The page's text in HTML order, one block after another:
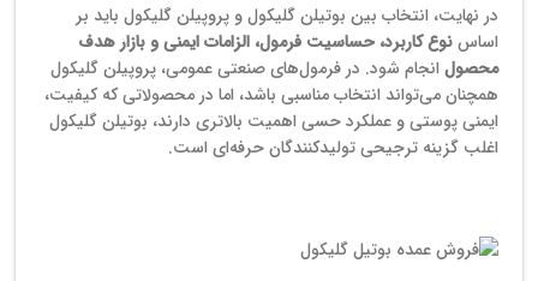
در نهایت، انتخاب بین بوتیلن گلیکول و پروپیلن گلیکول باید بر
اساسنوع کاربرد، حساسیت فرمول، الزامات ایمنی و بازار هدف
محصول انجام شود. در فرمول‌های صنعتی عمومی، پروپیلن گلیکول
همچنان می‌تواند انتخاب مناسبی باشد، اما در محصولاتی که کیفیت،
ایمنی پوستی و عملکرد حسی اهمیت بالاتری دارند، بوتیلن گلیکول
اغلب گزینه ترجیحی تولیدکنندگان حرفه‌ای است.